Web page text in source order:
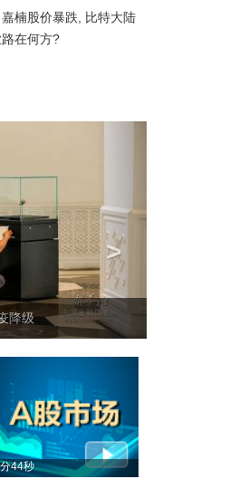
楠股价暴跌, 比特大陆
在何方?
坐上火车看老挝
>
44秒